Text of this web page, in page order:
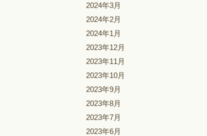
2024年3月
2024年2月
2024年1月
2023年12月
2023年11月
2023年10月
2023年9月
2023年8月
2023年7月
2023年6月